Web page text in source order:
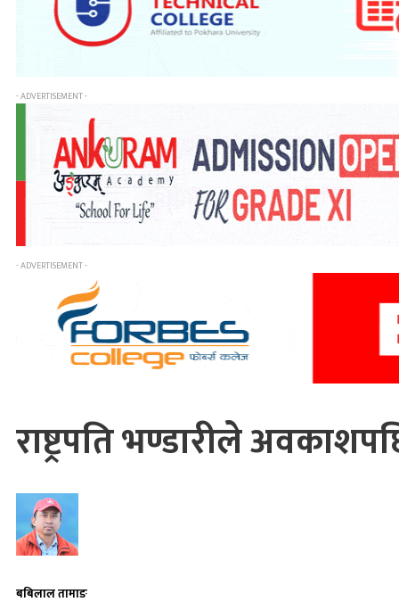
- ADVERTISEMENT -
- ADVERTISEMENT -
राष्ट्रपति भण्डारीले
बबिलाल तामाङ